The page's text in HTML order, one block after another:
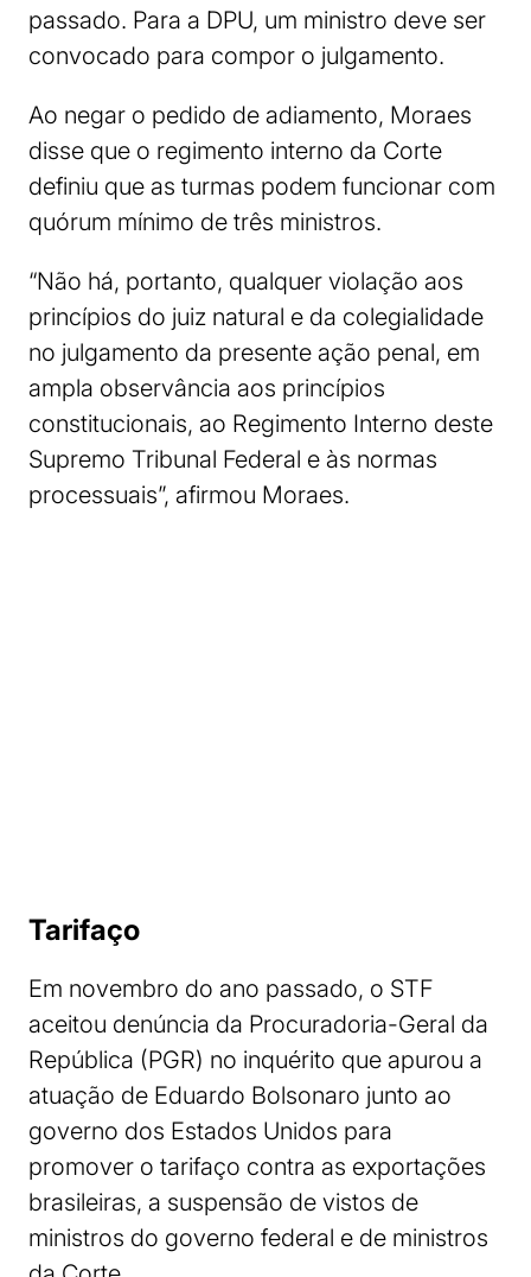
passado. Para a DPU, um ministro deve ser
convocado para compor o julgamento.
Ao negar o pedido de adiamento, Moraes
disse que o regimento interno da Corte
definiu que as turmas podem funcionar com
quórum mínimo de três ministros.
“Não há, portanto, qualquer violação aos
princípios do juiz natural e da colegialidade
no julgamento da presente ação penal, em
ampla observância aos princípios
constitucionais, ao Regimento Interno deste
Supremo Tribunal Federal e às normas
processuais”, afirmou Moraes.
Tarifaço
Em novembro do ano passado, o STF
aceitou denúncia da Procuradoria-Geral da
República (PGR) no inquérito que apurou a
atuação de Eduardo Bolsonaro junto ao
governo dos Estados Unidos para
promover o tarifaço contra as exportações
brasileiras, a suspensão de vistos de
ministros do governo federal e de ministros